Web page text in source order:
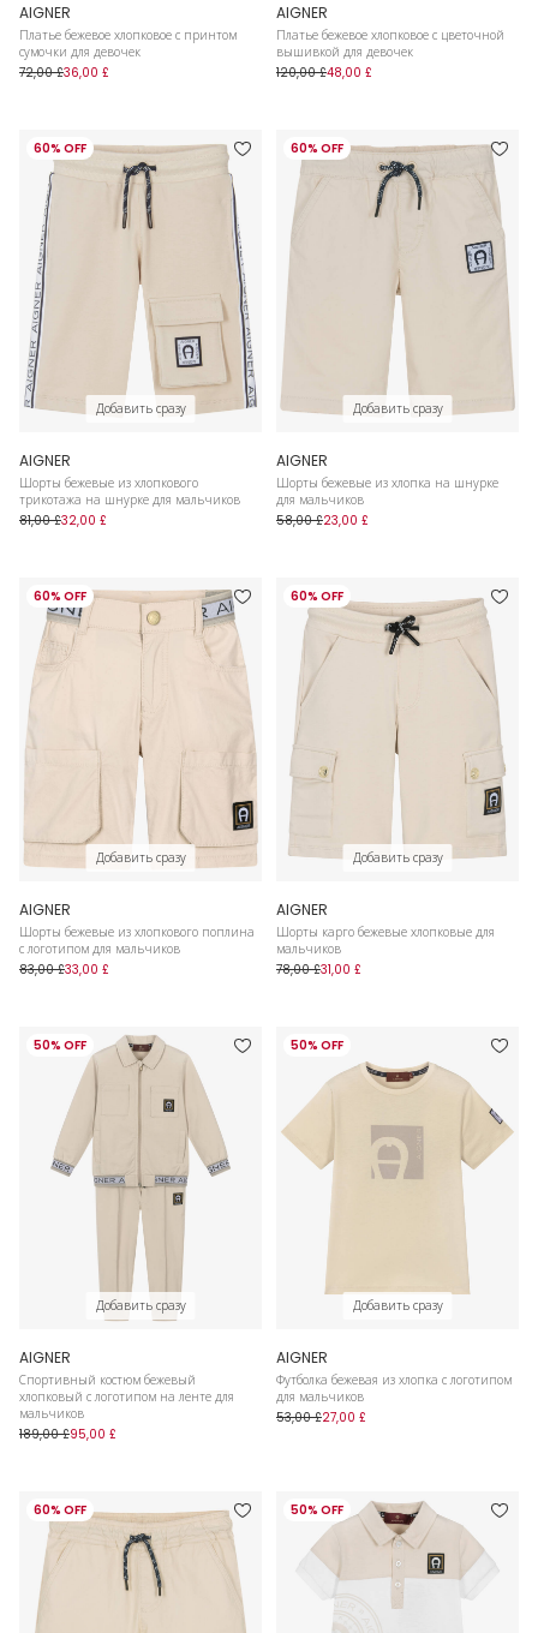
AIGNER
Платье бежевое хлопковое с принтом
сумочки для девочек
72,00 £36,00 £
AIGNER
Платье бежевое хлопковое с цветочной
вышивкой для девочек
120,00 £48,00 £
60% OFF
Добавить сразу
AIGNER
Шорты бежевые из хлопкового
трикотажа на шнурке для мальчиков
81,00 £32,00 £
60% OFF
Добавить сразу
AIGNER
Шорты бежевые из хлопка на шнурке
для мальчиков
58,00 £23,00 £
60% OFF
Добавить сразу
AIGNER
Шорты бежевые из хлопкового поплина
с логотипом для мальчиков
83,00 £33,00 £
60% OFF
Добавить сразу
AIGNER
Шорты карго бежевые хлопковые для
мальчиков
78,00 £31,00 £
50% OFF
Добавить сразу
AIGNER
Спортивный костюм бежевый
хлопковый с логотипом на ленте для
мальчиков
189,00 £95,00 £
50% OFF
Добавить сразу
AIGNER
Футболка бежевая из хлопка с логотипом
для мальчиков
53,00 £27,00 £
60% OFF 50% OFF